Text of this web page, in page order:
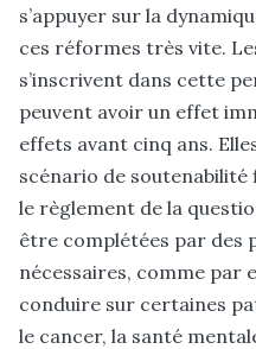
s’appuyer sur la
ces réformes très vite.
s’inscrivent dans cette
peuvent avoir un effet
effets avant cinq ans.
scénario de
le règlement de la
être complétées par des
nécessaires, comme par
conduire sur certaines
le cancer, la santé